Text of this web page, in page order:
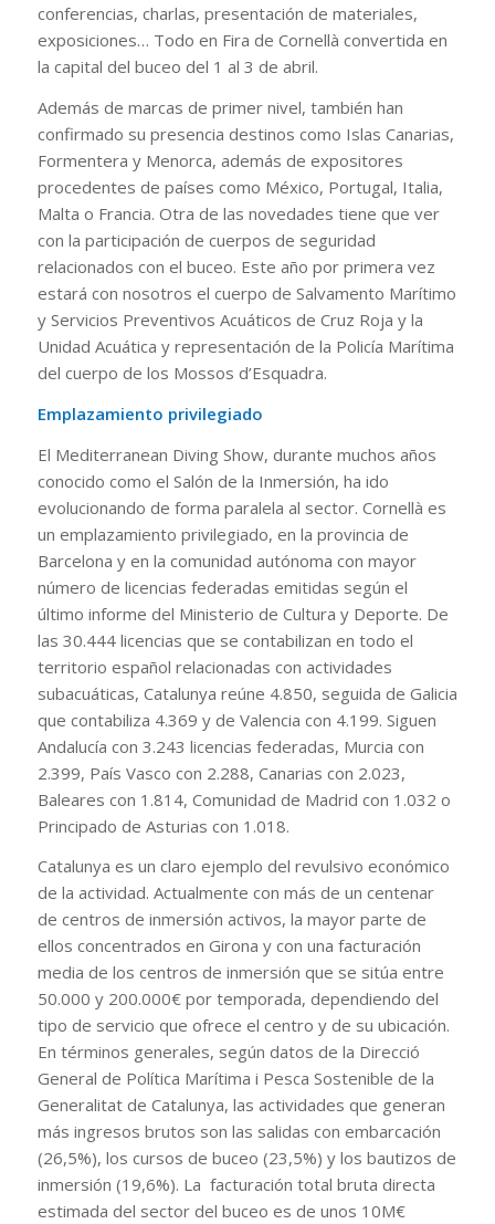
conferencias, charlas, presentación de materiales,
exposiciones… Todo en Fira de Cornellà convertida en
la capital del buceo del 1 al 3 de abril.
Además de marcas de primer nivel, también han
confirmado su presencia destinos como Islas Canarias,
Formentera y Menorca, además de expositores
procedentes de países como México, Portugal, Italia,
Malta o Francia. Otra de las novedades tiene que ver
con la participación de cuerpos de seguridad
relacionados con el buceo. Este año por primera vez
estará con nosotros el cuerpo de Salvamento Marítimo
y Servicios Preventivos Acuáticos de Cruz Roja y la
Unidad Acuática y representación de la Policía Marítima
del cuerpo de los Mossos d’Esquadra.
Emplazamiento privilegiado
El Mediterranean Diving Show, durante muchos años
conocido como el Salón de la Inmersión, ha ido
evolucionando de forma paralela al sector. Cornellà es
un emplazamiento privilegiado, en la provincia de
Barcelona y en la comunidad autónoma con mayor
número de licencias federadas emitidas según el
último informe del Ministerio de Cultura y Deporte. De
las 30.444 licencias que se contabilizan en todo el
territorio español relacionadas con actividades
subacuáticas, Catalunya reúne 4.850, seguida de Galicia
que contabiliza 4.369 y de Valencia con 4.199. Siguen
Andalucía con 3.243 licencias federadas, Murcia con
2.399, País Vasco con 2.288, Canarias con 2.023,
Baleares con 1.814, Comunidad de Madrid con 1.032 o
Principado de Asturias con 1.018.
Catalunya es un claro ejemplo del revulsivo económico
de la actividad. Actualmente con más de un centenar
de centros de inmersión activos, la mayor parte de
ellos concentrados en Girona y con una facturación
media de los centros de inmersión que se sitúa entre
50.000 y 200.000€ por temporada, dependiendo del
tipo de servicio que ofrece el centro y de su ubicación.
En términos generales, según datos de la Direcció
General de Política Marítima i Pesca Sostenible de la
Generalitat de Catalunya, las actividades que generan
más ingresos brutos son las salidas con embarcación
(26,5%), los cursos de buceo (23,5%) y los bautizos de
inmersión (19,6%). La facturación total bruta directa
estimada del sector del buceo es de unos 10M€